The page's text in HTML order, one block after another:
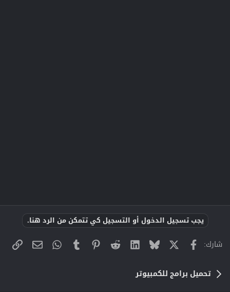
يجب تسجيل الدخول أو التسجيل كي تتمكن من الرد هنا.
شارك: فيسبوك Bluesky
LinkedIn
Reddit
Pinterest
Tumblr
WhatsApp
البريد
تحميل برامج للكمبيوتر